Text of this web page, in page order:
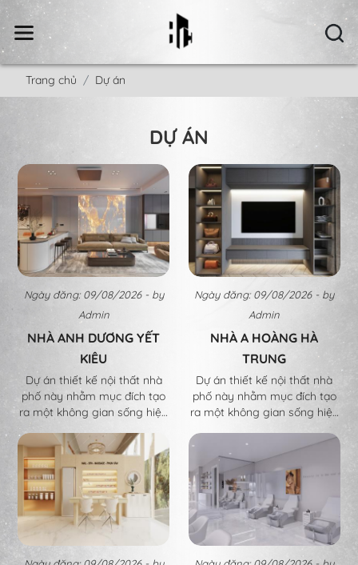
Trang chủ Dự án
DỰ ÁN
Ngày đăng: 09/08/2026 - by
Admin
NHÀ ANH DƯƠNG YẾT
KIÊU
Dự án thiết kế nội thất nhà
phố này nhằm mục đích tạo
ra một không gian sống hiện
thẩm mỹ cho gia đình. Với
diện tích hạn chế, chúng tôi
đã nghiên cứu và áp dụng
các giải pháp thiết kế thông
minh để tối ưu hóa không
gian, đồng thời mang lại sự
riêng cho từng thành viên
Ngày đăng: 09/08/2026 - by
Admin
NHÀ A HOÀNG HÀ
TRUNG
Dự án thiết kế nội thất nhà
phố này nhằm mục đích tạo
ra một không gian sống hiện
thẩm mỹ cho gia đình. Với
diện tích hạn chế, chúng tôi
đã nghiên cứu và áp dụng
các giải pháp thiết kế thông
minh để tối ưu hóa không
gian, đồng thời mang lại sự
thoải mái và phong cách
riêng cho từng thành viên